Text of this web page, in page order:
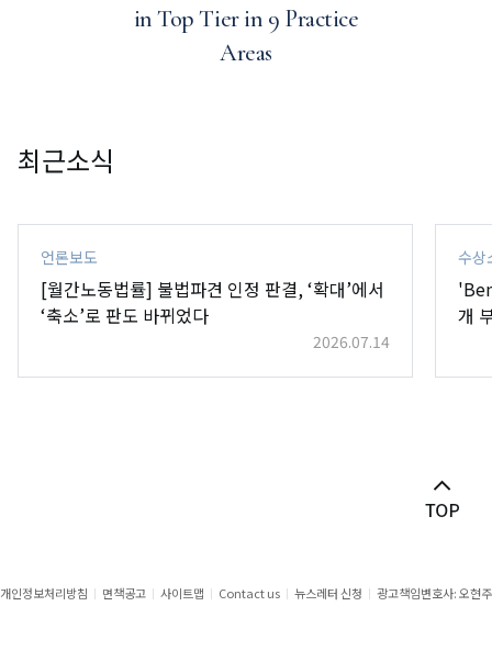
in Top Tier in 9 Practice
Areas
최근소식
언론보도
[월간노동법률] 불법파견 인정 판결, ‘확대’에서
‘축소’로 판도 바뀌었다
2026.07.14
수상
개
개인정보처리방침 면책공고 사이트맵 Contact us 뉴스레터 신청 광고책임변호사: 오현주